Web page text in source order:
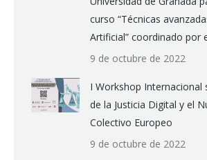
curso “Técnicas
Artificial” coordinado por
9 de octubre de 2022
I Workshop Internacional
de la Justicia Digital y el
Colectivo Europeo
9 de octubre de 2022